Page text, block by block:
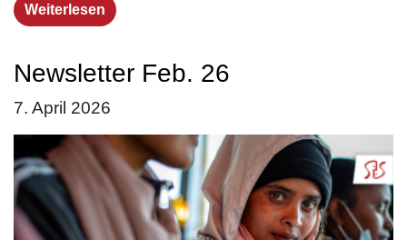
Weiterlesen
Newsletter Feb. 26
7. April 2026